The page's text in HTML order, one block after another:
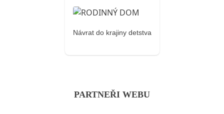
Návrat do krajiny detstva
PARTNEŘI WEBU